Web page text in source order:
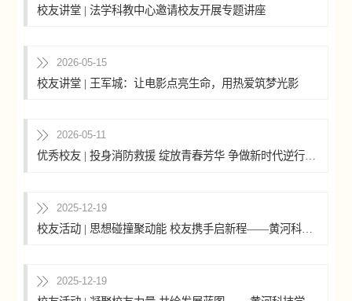
校友讲堂 | 法学科教中心邀请校友开展专题讲座
2026-05-15
校友讲堂 | 王军城：让电影点亮生命，用热爱筑梦光影
2026-05-11
优秀校友 | 投身消防救援 绽放青春芳华 争做新时代逆行者——记商学部2012级国际经济与贸易刘宜科
2025-12-19
2025-12-19